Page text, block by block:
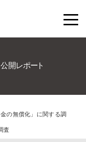
の無償化」に関する調
査